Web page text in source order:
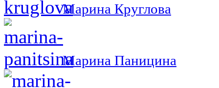
Марина Круглова
Марина Паницина